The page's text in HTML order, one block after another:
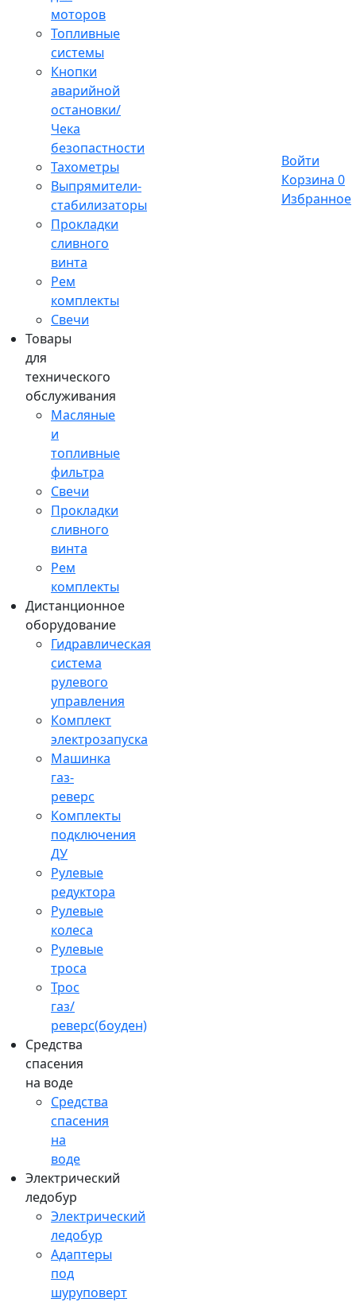
моторов
Топливные
системы
Кнопки
аварийной
остановки/
Чека
безопастности
Тахометры
Выпрямители-
стабилизаторы
Прокладки
сливного
винта
Рем
комплекты
Свечи
Товары
для
технического
обслуживания
Масляные
и
топливные
фильтра
Свечи
Прокладки
сливного
винта
Рем
комплекты
Дистанционное
оборудование
Гидравлическая
система
рулевого
управления
Комплект
электрозапуска
Машинка
газ-
реверс
Комплекты
подключения
ДУ
Рулевые
редуктора
Рулевые
колеса
Рулевые
троса
Трос
газ/
реверс(боуден)
Средства
спасения
на воде
Средства
спасения
на
воде
Электрический
ледобур
Электрический
ледобур
Адаптеры
под
шуруповерт
Войти
Корзина 0
Избранное